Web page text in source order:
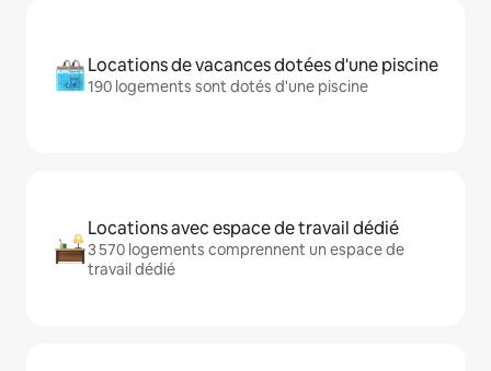
Locations de vacances dotées d'une piscine
190 logements sont dotés d'une piscine
Locations avec espace de travail dédié
3 570 logements comprennent un espace de
travail dédié